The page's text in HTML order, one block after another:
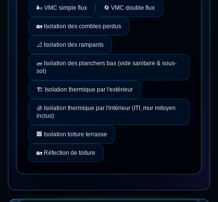
🌬️ VMC simple flux 🔄 VMC double flux
🏡 Isolation des combles perdus
📐 Isolation des rampants
🧱 Isolation des planchers bas (vide sanitaire & sous-
sol)
🏗️ Isolation thermique par l'extérieur
🧊 Isolation thermique par l'intérieur (ITI, mur mitoyen
inclus)
🏢 Isolation toiture terrasse
🏡 Réfection de toiture